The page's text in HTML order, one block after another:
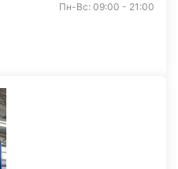
Пн-Вс: 09:00 - 21:00